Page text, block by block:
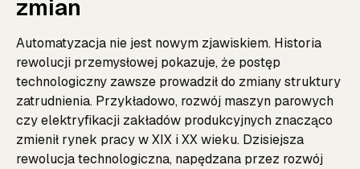
zmian
Automatyzacja nie jest nowym zjawiskiem. Historia
rewolucji przemysłowej pokazuje, że postęp
technologiczny zawsze prowadził do zmiany struktury
zatrudnienia. Przykładowo, rozwój maszyn parowych
czy elektryfikacji zakładów produkcyjnych znacząco
zmienił rynek pracy w XIX i XX wieku. Dzisiejsza
rewolucja technologiczna, napędzana przez rozwój